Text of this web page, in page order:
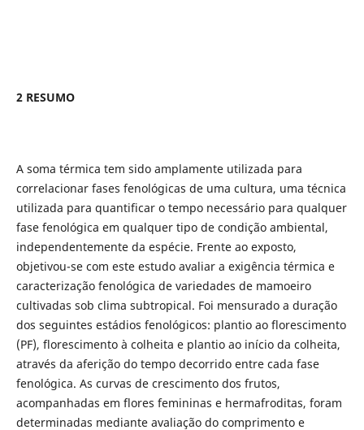
2 RESUMO
A soma térmica tem sido amplamente utilizada para
correlacionar fases fenológicas de uma cultura, uma técnica
utilizada para quantificar o tempo necessário para qualquer
fase fenológica em qualquer tipo de condição ambiental,
independentemente da espécie. Frente ao exposto,
objetivou-se com este estudo avaliar a exigência térmica e
caracterização fenológica de variedades de mamoeiro
cultivadas sob clima subtropical. Foi mensurado a duração
dos seguintes estádios fenológicos: plantio ao florescimento
(PF), florescimento à colheita e plantio ao início da colheita,
através da aferição do tempo decorrido entre cada fase
fenológica. As curvas de crescimento dos frutos,
acompanhadas em flores femininas e hermafroditas, foram
determinadas mediante avaliação do comprimento e